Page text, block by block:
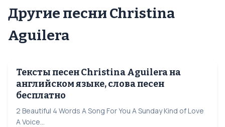
Другие песни Christina
Aguilera
Тексты песен Christina Aguilera на
английском языке, слова песен
бесплатно
2 Beautiful 4 Words A Song For You A Sunday Kind of Love
A Voice...